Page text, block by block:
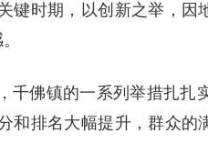
键时期，以创新之举，因
千佛镇的一系列举措扎扎
和排名大幅提升，群众的